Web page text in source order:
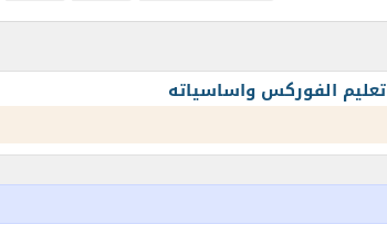
تعليم الفوركس واساسياته